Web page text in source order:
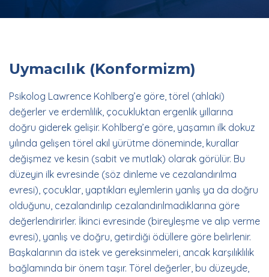
Uymacılık (Konformizm)
Psikolog Lawrence Kohlberg’e göre, törel (ahlaki)
değerler ve erdemlilik, çocukluktan ergenlik yıllarına
doğru giderek gelişir. Kohlberg’e göre, yaşamın ilk dokuz
yılında gelişen törel akıl yürütme döneminde, kurallar
değişmez ve kesin (sabit ve mutlak) olarak görülür. Bu
düzeyin ilk evresinde (söz dinleme ve cezalandırılma
evresi), çocuklar, yaptıkları eylemlerin yanlış ya da doğru
olduğunu, cezalandırılıp cezalandırılmadıklarına göre
değerlendirirler. İkinci evresinde (bireyleşme ve alıp verme
evresi), yanlış ve doğru, getirdiği ödüllere göre belirlenir.
Başkalarının da istek ve gereksinmeleri, ancak karşılıklılık
bağlamında bir önem taşır. Törel değerler, bu düzeyde,